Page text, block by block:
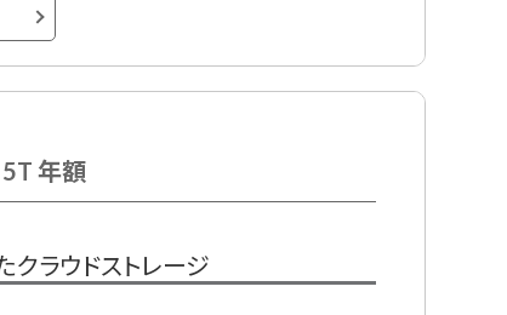
年額
クラウドストレージ